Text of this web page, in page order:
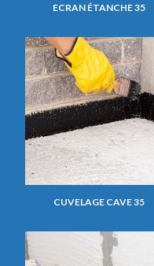
ECRAN ÉTANCHE 35
CUVELAGE CAVE 35